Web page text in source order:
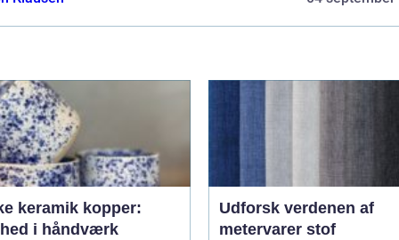
keramik kopper:
i håndværk
Udforsk verdenen af
metervarer stof